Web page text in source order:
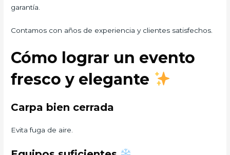
garantía.
Contamos con años de experiencia y clientes satisfechos.
Cómo lograr un evento
fresco y elegante
Carpa bien cerrada
Evita fuga de aire.